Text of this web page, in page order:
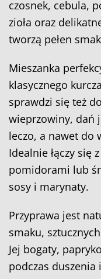
czosnek, cebula,
zioła oraz
tworzą pełen
Mieszanka
klasycznego
sprawdzi się też
wieprzowiny, dań
leczo, a nawet do
Idealnie łączy się
pomidorami lub
sosy i marynaty.
Przyprawa jest
smaku,
Jej bogaty,
podczas duszenia